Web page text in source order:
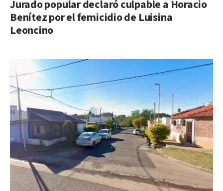
Jurado popular declaró culpable a Horacio
Benítez por el femicidio de Luisina
Leoncino